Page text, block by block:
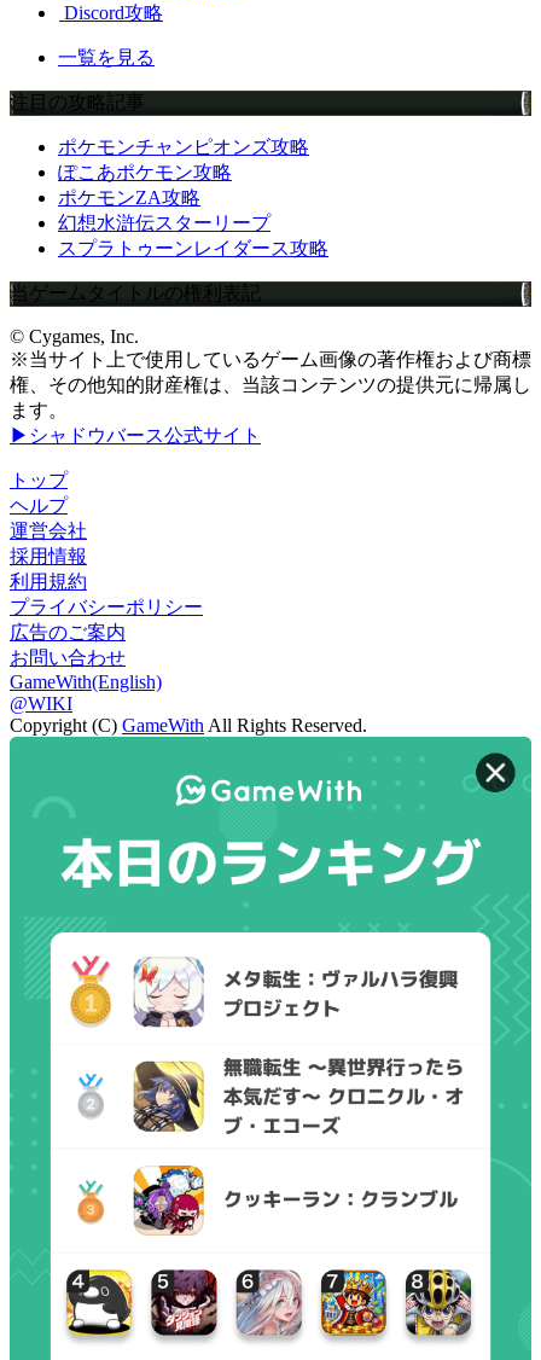
Discord攻略
一覧を見る
注目の攻略記事
ポケモンチャンピオンズ攻略
ぽこあポケモン攻略
ポケモンZA攻略
幻想水滸伝スターリープ
スプラトゥーンレイダース攻略
当ゲームタイトルの権利表記
© Cygames, Inc.
※当サイト上で使用しているゲーム画像の著作権および商標
権、その他知的財産権は、当該コンテンツの提供元に帰属し
ます。
▶シャドウバース公式サイト
トップ
ヘルプ
運営会社
採用情報
利用規約
プライバシーポリシー
広告のご案内
お問い合わせ
GameWith(English)
@WIKI
Copyright (C) GameWith All Rights Reserved.